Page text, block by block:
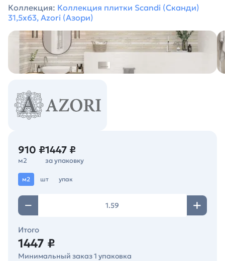
Коллекция: Коллекция плитки Scandi (Сканди)
31,5х63, Azori (Азори)
910 ₽
м2
1447 ₽
за упаковку
м2 шт упак
Итого
1447 ₽
Минимальный заказ 1 упаковка